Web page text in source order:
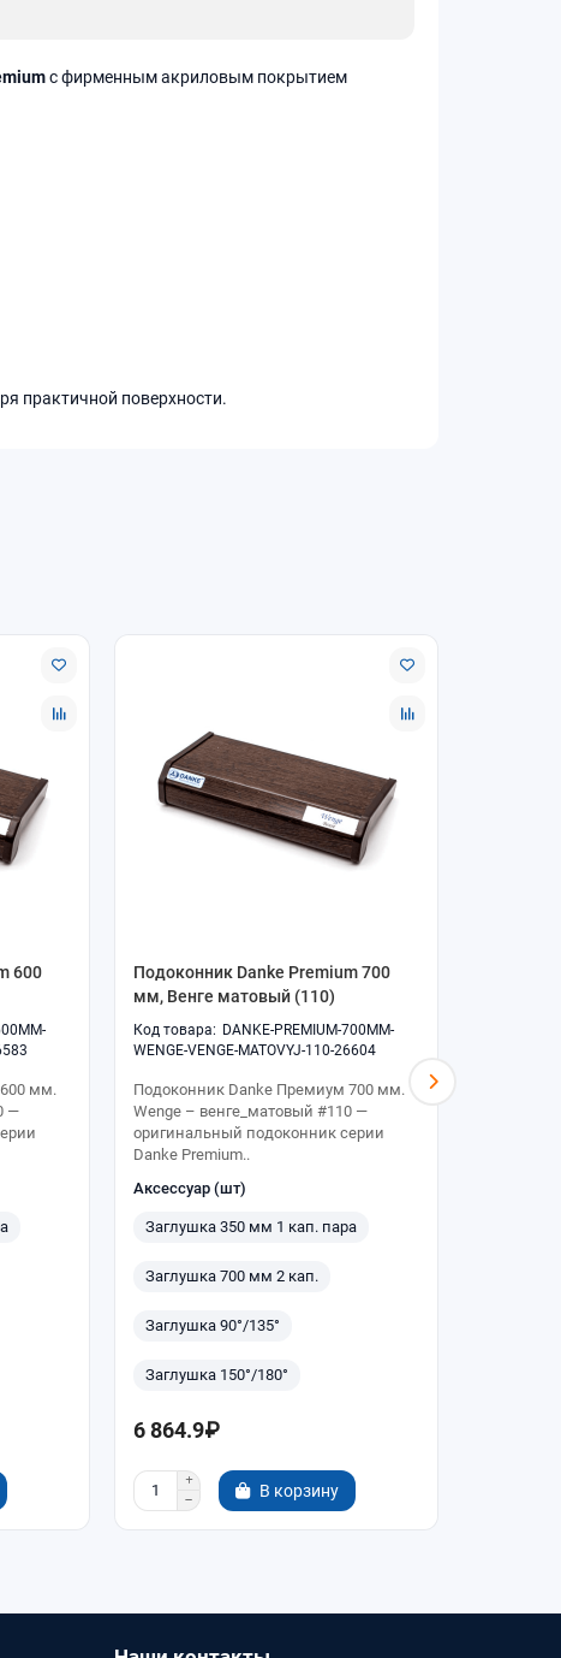
с фирменным акриловым покрытием
практичной поверхности.
600
мм.
—
Подоконник Danke Premium 700
мм, Венге матовый (110)
DANKE-PREMIUM-700MM-
WENGE-VENGE-MATOVYJ-110-26604
Подоконник Danke Премиум 700 мм.
Wenge – венге_матовый #110 —
оригинальный подоконник серии
Danke Premium..
Аксессуар (шт)
Заглушка 350 мм 1 кап. пара
Заглушка 700 мм 2 кап.
Заглушка 90°/135°
Заглушка 150°/180°
6 864.9₽
В корзину